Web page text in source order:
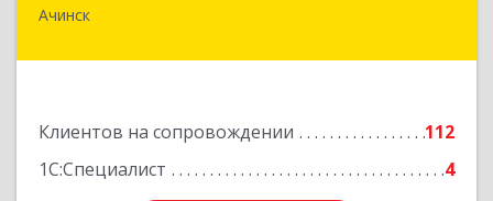
Ачинск
Клиентов на сопровождении
112
1С:Специалист
4